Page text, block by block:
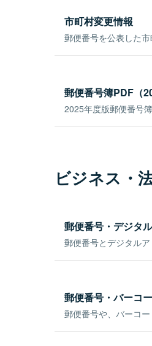
市町村変更情報
郵便番号を公表した
郵便番号簿PDF（
2025年度版郵便番号
ビジネス・
郵便番号・デジタ
郵便番号とデジタル
郵便番号・バーコ
郵便番号や、バーコ